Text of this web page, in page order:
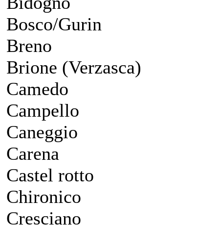
Bosco/Gurin
Breno
Brione (Verzasca)
Camedo
Campello
Caneggio
Carena
Castel rotto
Chironico
Cresciano